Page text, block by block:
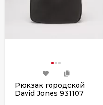
Рюкзак городской
David Jones 931107